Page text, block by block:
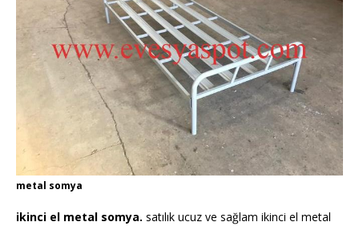
metal somya
ikinci el metal somya. satılık ucuz ve sağlam ikinci el metal